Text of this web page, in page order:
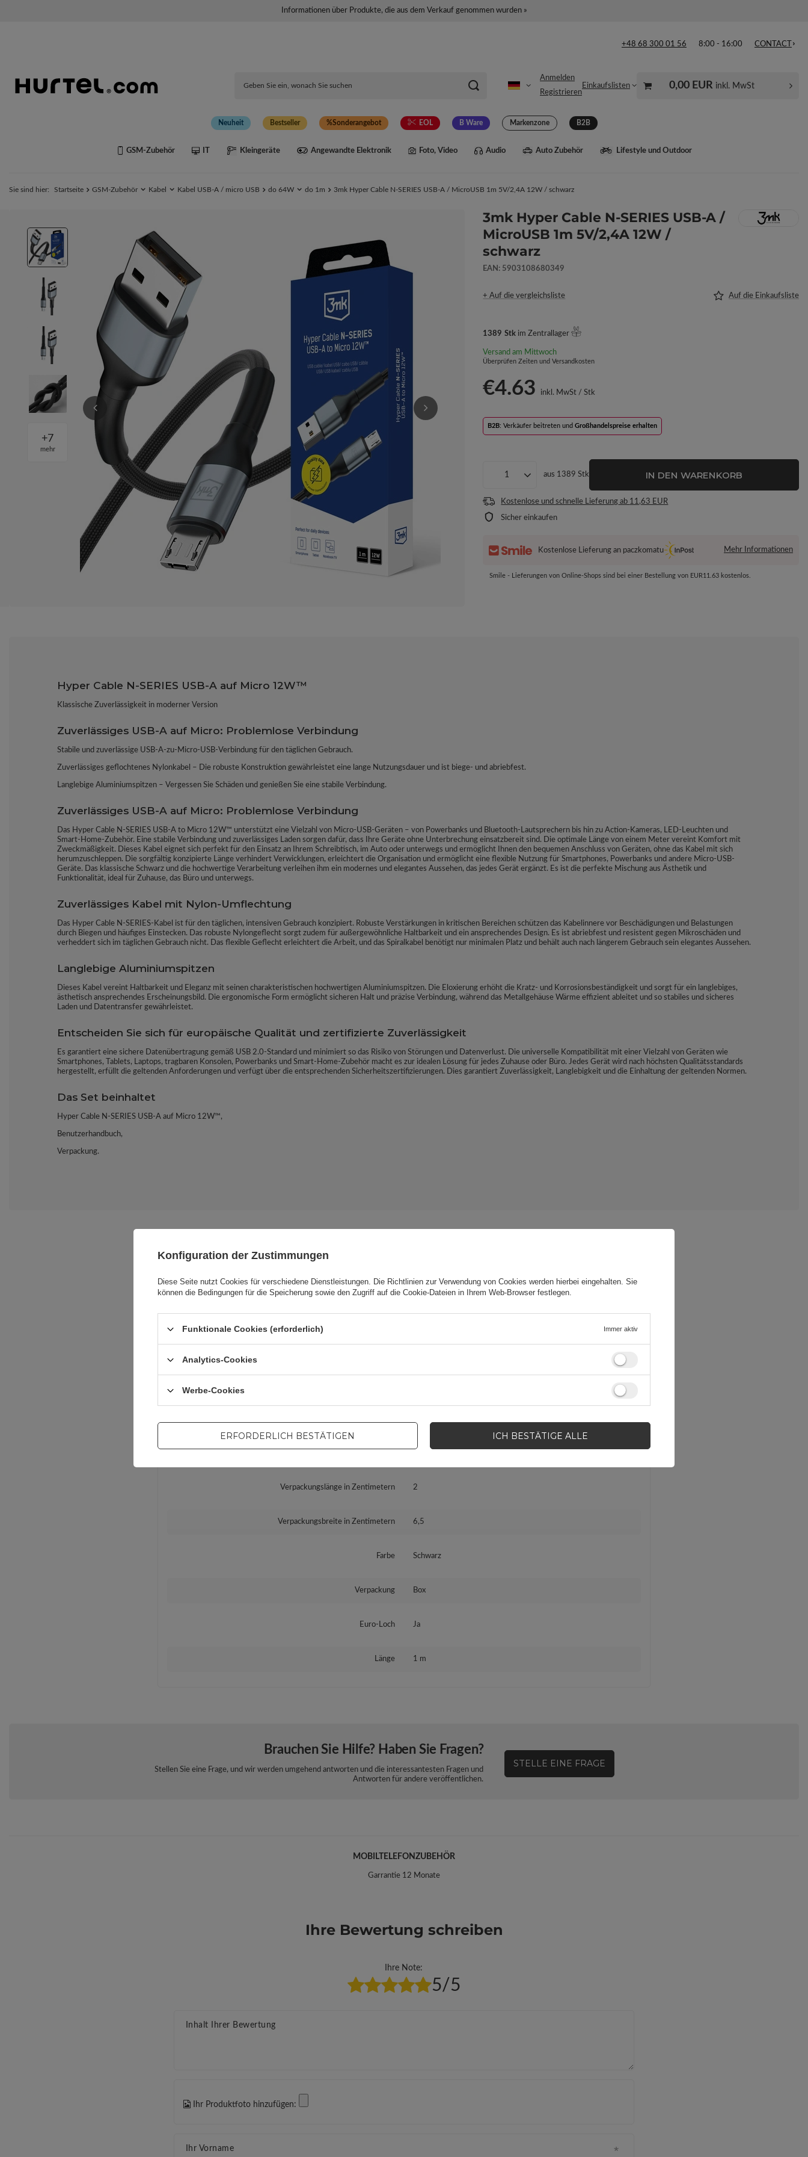
Informationen über Produkte, die aus dem Verkauf genommen wurden »
+48 68 300 01 56 8:00 - 16:00 CONTACT
Anmelden
Registrieren
Einkaufslisten 0,00 EUR inkl. MwSt
Neuheit Bestseller Sonderangebot EOL B Ware Markenzone B2B
GSM-Zubehör IT Kleingeräte Angewandte Elektronik Foto, Video Audio Auto Zubehör Lifestyle und Outdoor
Sie sind hier: Startseite GSM-Zubehör Kabel Kabel USB-A / micro USB do 64W do 1m 3mk Hyper Cable N-SERIES USB-A / MicroUSB 1m 5V/2,4A 12W / schwarz
+7
mehr
3mk Hyper Cable N-SERIES USB-A /
MicroUSB 1m 5V/2,4A 12W /
schwarz
EAN: 5903108680349
+ Auf die vergleichsliste Auf die Einkaufsliste
1389 Stk im Zentrallager
Versandam Mittwoch
Überprüfen Zeiten und Versandkosten
€4.63 inkl. MwSt /Stk
B2B: Verkäufer beitreten undGroßhandelspreise erhalten
aus 1389Stk IN DEN WARENKORB
Kostenlose und schnelle Lieferung ab 11,63 EUR
Sicher einkaufen
Kostenlose Lieferung an paczkomatu Mehr Informationen
Smile - Lieferungen von Online-Shops sind bei einer Bestellung von EUR11.63 kostenlos.
Hyper Cable N-SERIES USB-A auf Micro 12W™
Klassische Zuverlässigkeit in moderner Version
Zuverlässiges USB-A auf Micro: Problemlose Verbindung
Stabile und zuverlässige USB-A-zu-Micro-USB-Verbindung für den täglichen Gebrauch.
Zuverlässiges geflochtenes Nylonkabel – Die robuste Konstruktion gewährleistet eine lange Nutzungsdauer und ist biege- und abriebfest.
Langlebige Aluminiumspitzen – Vergessen Sie Schäden und genießen Sie eine stabile Verbindung.
Zuverlässiges USB-A auf Micro: Problemlose Verbindung
Das Hyper Cable N-SERIES USB-A to Micro 12W™ unterstützt eine Vielzahl von Micro-USB-Geräten – von Powerbanks und Bluetooth-Lautsprechern bis hin zu Action-Kameras, LED-Leuchten und
Smart-Home-Zubehör. Eine stabile Verbindung und zuverlässiges Laden sorgen dafür, dass Ihre Geräte ohne Unterbrechung einsatzbereit sind. Die optimale Länge von einem Meter vereint Komfort mit
Zweckmäßigkeit. Dieses Kabel eignet sich perfekt für den Einsatz an Ihrem Schreibtisch, im Auto oder unterwegs und ermöglicht Ihnen den bequemen Anschluss von Geräten, ohne das Kabel mit sich
herumzuschleppen. Die sorgfältig konzipierte Länge verhindert Verwicklungen, erleichtert die Organisation und ermöglicht eine flexible Nutzung für Smartphones, Powerbanks und andere Micro-USB-
Geräte. Das klassische Schwarz und die hochwertige Verarbeitung verleihen ihm ein modernes und elegantes Aussehen, das jedes Gerät ergänzt. Es ist die perfekte Mischung aus Ästhetik und
Funktionalität, ideal für Zuhause, das Büro und unterwegs.
Zuverlässiges Kabel mit Nylon-Umflechtung
Das Hyper Cable N-SERIES-Kabel ist für den täglichen, intensiven Gebrauch konzipiert. Robuste Verstärkungen in kritischen Bereichen schützen das Kabelinnere vor Beschädigungen und Belastungen
durch Biegen und häufiges Einstecken. Das robuste Nylongeflecht sorgt zudem für außergewöhnliche Haltbarkeit und ein ansprechendes Design. Es ist abriebfest und resistent gegen Mikroschäden und
verheddert sich im täglichen Gebrauch nicht. Das flexible Geflecht erleichtert die Arbeit, und das Spiralkabel benötigt nur minimalen Platz und behält auch nach längerem Gebrauch sein elegantes Aussehen.
Langlebige Aluminiumspitzen
Dieses Kabel vereint Haltbarkeit und Eleganz mit seinen charakteristischen hochwertigen Aluminiumspitzen. Die Eloxierung erhöht die Kratz- und Korrosionsbeständigkeit und sorgt für ein langlebiges,
ästhetisch ansprechendes Erscheinungsbild. Die ergonomische Form ermöglicht sicheren Halt und präzise Verbindung, während das Metallgehäuse Wärme effizient ableitet und so stabiles und sicheres
Laden und Datentransfer gewährleistet.
Entscheiden Sie sich für europäische Qualität und zertifizierte Zuverlässigkeit
Es garantiert eine sichere Datenübertragung gemäß USB 2.0-Standard und minimiert so das Risiko von Störungen und Datenverlust. Die universelle Kompatibilität mit einer Vielzahl von Geräten wie
Smartphones, Tablets, Laptops, tragbaren Konsolen, Powerbanks und Smart-Home-Zubehör macht es zur idealen Lösung für jedes Zuhause oder Büro. Jedes Gerät wird nach höchsten Qualitätsstandards
hergestellt, erfüllt die geltenden Anforderungen und verfügt über die entsprechenden Sicherheitszertifizierungen. Dies garantiert Zuverlässigkeit, Langlebigkeit und die Einhaltung der geltenden Normen.
Das Set beinhaltet
Hyper Cable N-SERIES USB-A auf Micro 12W™,
Benutzerhandbuch,
Verpackung.
Cena sugerowana 4,63 EUR / Stk
Marke 3mk Protection
Verpackungslänge in Zentimetern 2
Verpackungsbreite in Zentimetern 6,5
Farbe Schwarz
Verpackung Box
Euro-Loch Ja
Länge 1 m
Brauchen Sie Hilfe? Haben Sie Fragen?
Stellen Sie eine Frage, und wir werden umgehend antworten und die interessantesten Fragen und
Antworten für andere veröffentlichen.
STELLE EINE FRAGE
MOBILTELEFONZUBEHÖR
Garrantie 12 Monate
Ihre Bewertung schreiben
Ihre Note:
5/5
Inhalt Ihrer Bewertung
Ihr Produktfoto hinzufügen:
Ihr Vorname
Konfiguration der Zustimmungen
Diese Seite nutzt Cookies für verschiedene Dienstleistungen. Die Richtlinien zur Verwendung von Cookies werden hierbei eingehalten. Sie
können die Bedingungen für die Speicherung sowie den Zugriff auf die Cookie-Dateien in Ihrem Web-Browser festlegen.
Funktionale Cookies (erforderlich) Immer aktiv
Analytics-Cookies
Werbe-Cookies
ERFORDERLICH BESTÄTIGEN ICH BESTÄTIGE ALLE